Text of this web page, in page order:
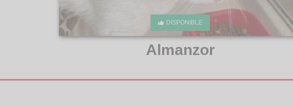
DISPONIBLE
Almanzor